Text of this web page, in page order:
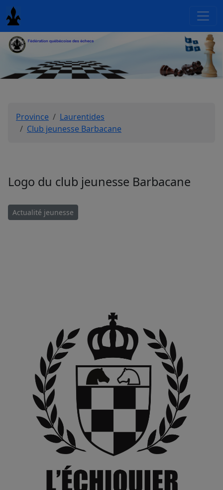
Province
Laurentides
Club jeunesse Barbacane
Logo du club jeunesse Barbacane
Actualité jeunesse